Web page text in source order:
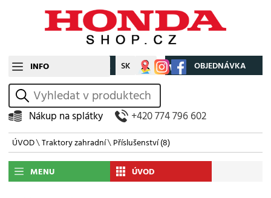
INFO CZ SK Můj účet OBJEDNÁVKA
vyhledat
Nákup na splátky +420 774 796 602
ÚVOD\Traktory zahradní\Příslušenství(8)
MENU ÚVOD